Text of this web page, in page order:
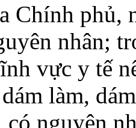
Chính phủ,
nhân;
vực y tế
làm,
nguyên